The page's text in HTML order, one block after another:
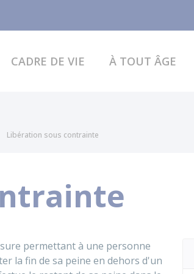
CADRE DE VIE À TOUT ÂGE
Libération sous contrainte
permettant à une personne
la fin de sa peine en dehors d'un